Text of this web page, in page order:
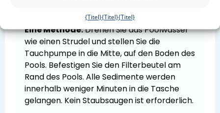
{Titel}{Titel}{Titel}
Eine Methode:Drehen Sie das Poolwasser
wie einen Strudel und stellen Sie die
Tauchpumpe in die Mitte, auf den Boden des
Pools. Befestigen Sie den Filterbeutel am
Rand des Pools. Alle Sedimente werden
innerhalb weniger Minuten in die Tasche
gelangen. Kein Staubsaugen ist erforderlich.